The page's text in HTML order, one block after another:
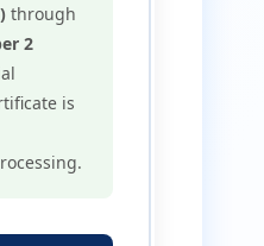
through
2
is